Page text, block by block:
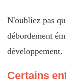
N'oubliez pas
débordement
développement.
Certains